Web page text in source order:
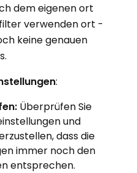
dem eigenen ort
verwenden ort -
keine genauen
:
Überprüfen Sie
und
dass die
immer noch den
entsprechen.